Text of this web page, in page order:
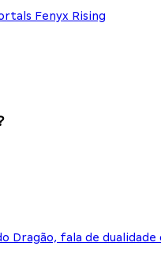
Fenyx Rising
Dragão, fala de dualidade